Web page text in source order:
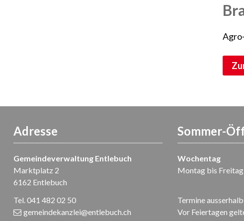
Adresse
Gemeindeverwaltung Entlebuch
Marktplatz 2
6162 Entlebuch
Tel. 041 482 02 50
gemeindekanzlei@entlebuch.ch
Sommer-
Wochentag
Montag bis Freitag
Termine
Vor Feiertagen